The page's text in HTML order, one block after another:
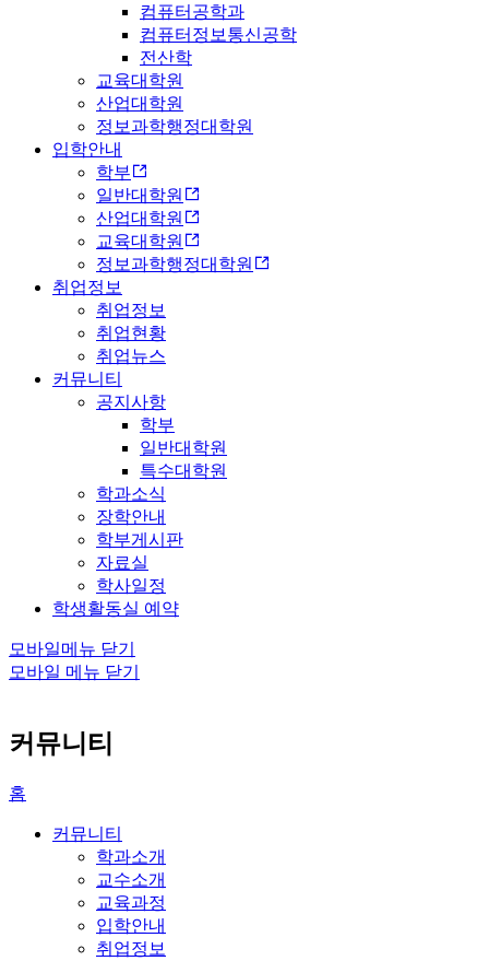
컴퓨터공학과
컴퓨터정보통신공학
전산학
교육대학원
산업대학원
정보과학행정대학원
입학안내
학부
일반대학원
산업대학원
교육대학원
정보과학행정대학원
취업정보
취업정보
취업현황
취업뉴스
커뮤니티
공지사항
학부
일반대학원
특수대학원
학과소식
장학안내
학부게시판
자료실
학사일정
학생활동실 예약
모바일메뉴 닫기
모바일 메뉴 닫기
커뮤니티
홈
커뮤니티
학과소개
교수소개
교육과정
입학안내
취업정보